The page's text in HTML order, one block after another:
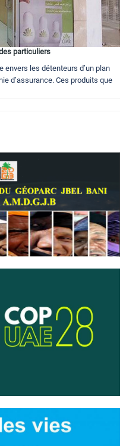
particuliers
envers les détenteurs d’un plan
d’assurance. Ces produits que